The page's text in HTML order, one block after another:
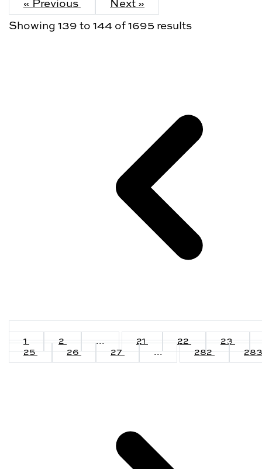
« Previous Next »
Showing 139 to 144 of 1695 results
1 2 ... 21 22
23
25
26 27 ... 282 283